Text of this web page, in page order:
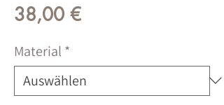
38,00 €Preis
Material *